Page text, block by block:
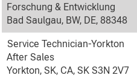
Forschung & Entwicklung
Bad Saulgau, BW, DE, 88348
Service Technician-Yorkton
After Sales
Yorkton, SK, CA, SK S3N 2V7